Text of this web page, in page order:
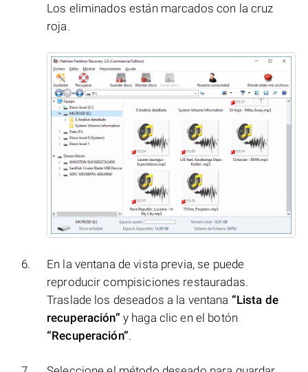
Los eliminados están marcados con la cruz
roja.
En la ventana de vista previa, se puede
reproducir compisiciones restauradas.
Traslade los deseados a la ventana “Lista de
recuperación” y haga clic en el botón
“Recuperación”.